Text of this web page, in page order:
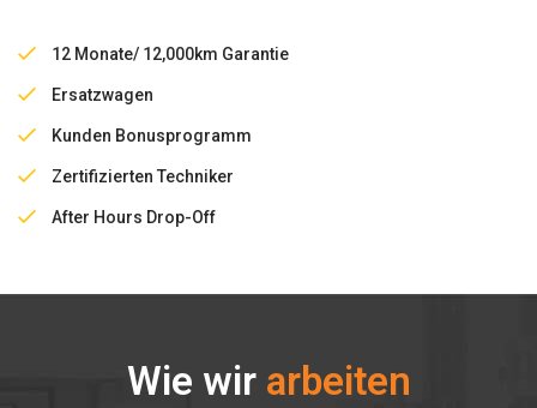
12 Monate/ 12,000km Garantie
Ersatzwagen
Kunden Bonusprogramm
Zertifizierten Techniker
After Hours Drop-Off
Wie wir arbeiten